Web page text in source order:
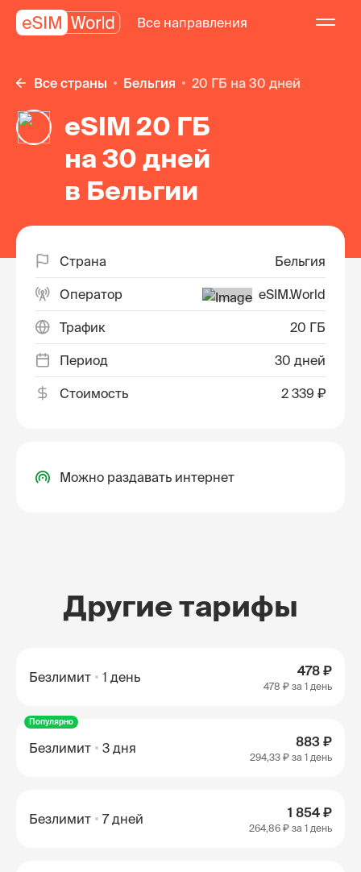
Все направления
Все страны Бельгия 20 ГБ на 30 дней
eSIM 20 ГБ
на 30 дней
в Бельгии
Страна Бельгия
Оператор eSIM.World
Трафик 20 ГБ
Период 30 дней
Стоимость 2 339 ₽
Можно раздавать интернет
Другие тарифы
Безлимит 1 день 478 ₽
478 ₽ за 1 день
Популярно
Безлимит 3 дня 883 ₽
294,33 ₽ за 1 день
Безлимит 7 дней 1 854 ₽
264,86 ₽ за 1 день